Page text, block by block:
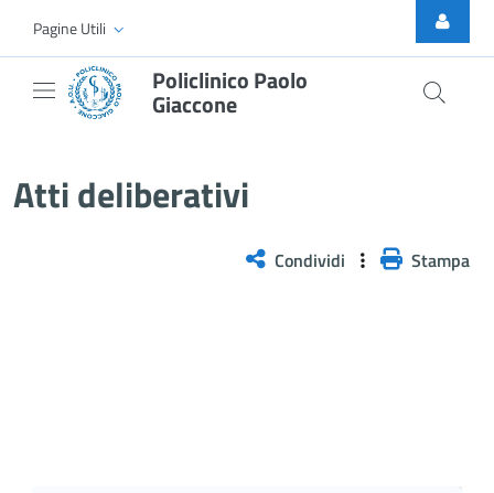
Skip to Main Content
Pagine Utili
Policlinico Paolo
Giaccone
Atti deliberativi
Condividi Stampa